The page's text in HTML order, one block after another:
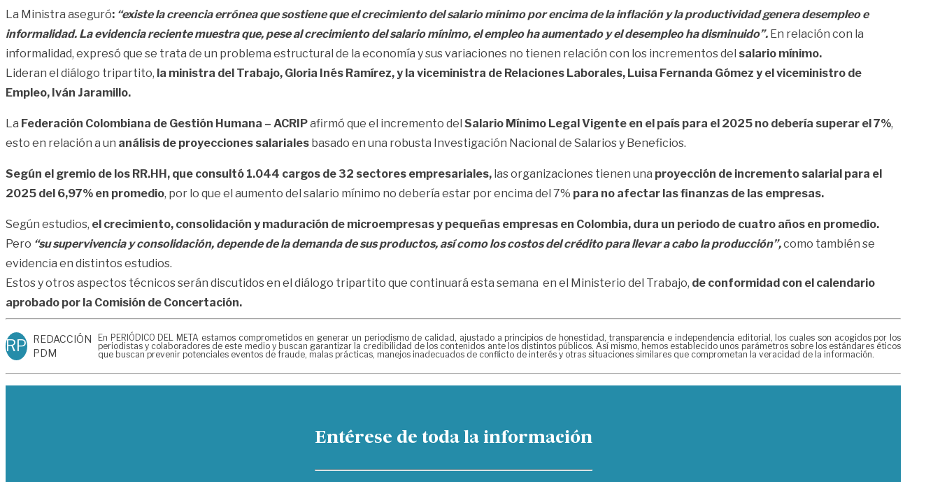
La Ministra aseguró: “existe la creencia errónea que sostiene que el crecimiento del salario mínimo por encima de la inflación y la productividad genera desempleo e
informalidad. La evidencia reciente muestra que, pese al crecimiento del salario mínimo, el empleo ha aumentado y el desempleo ha disminuido”. En relación con la
informalidad, expresó que se trata de un problema estructural de la economía y sus variaciones no tienen relación con los incrementos del salario mínimo.
Lideran el diálogo tripartito, la ministra del Trabajo, Gloria Inés Ramírez, y la viceministra de Relaciones Laborales, Luisa Fernanda Gómez y el viceministro de
Empleo, Iván Jaramillo.
La Federación Colombiana de Gestión Humana – ACRIPafirmó que el incremento del Salario Mínimo Legal Vigente en el país para el 2025 no debería superar el 7%,
esto en relación a un análisis de proyecciones salariales basado en una robusta Investigación Nacional de Salarios y Beneficios.
Según el gremio de los RR.HH, que consultó 1.044 cargos de 32 sectores empresariales, las organizaciones tienen una proyección de incremento salarial para el
2025 del 6,97% en promedio, por lo que el aumento del salario mínimo no debería estar por encima del 7% para no afectar las finanzas de las empresas.
Según estudios, el crecimiento, consolidación y maduración de microempresas y pequeñas empresas en Colombia, dura un periodo de cuatro años en promedio.
Pero “su supervivencia y consolidación, depende de la demanda de sus productos, así como los costos del créditopara llevar a cabo la producción”,como también se
evidencia en distintos estudios.
Estos y otros aspectos técnicos serán discutidos en el diálogo tripartito que continuará esta semana en el Ministerio del Trabajo, de conformidad con el calendario
aprobado por la Comisión de Concertación.
RP REDACCIÓN
PDM
En PERIÓDICO DEL META estamos comprometidos en generar un periodismo de calidad, ajustado a principios de honestidad, transparencia e independencia editorial, los cuales son acogidos por los
periodistas y colaboradores de este medio y buscan garantizar la credibilidad de los contenidos ante los distintos públicos. Así mismo, hemos establecido unos parámetros sobre los estándares éticos
que buscan prevenir potenciales eventos de fraude, malas prácticas, manejos inadecuados de conflicto de interés y otras situaciones similares que comprometan la veracidad de la información.
Entérese de toda la información